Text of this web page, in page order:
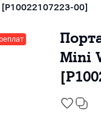
[P10022107223-00]
Mini